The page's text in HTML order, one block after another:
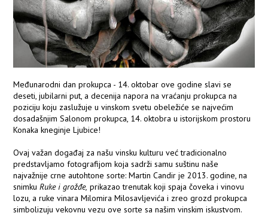
Međunarodni dan prokupca - 14. oktobar ove godine slavi se
deseti, jubilarni put, a decenija napora na vraćanju prokupca na
poziciju koju zaslužuje u vinskom svetu obeležiće se najvećim
dosadašnjim Salonom prokupca, 14. oktobra u istorijskom prostoru
Konaka kneginje Ljubice!
Ovaj važan događaj za našu vinsku kulturu već tradicionalno
predstavljamo fotografijom koja sadrži samu suštinu naše
najvažnije crne autohtone sorte: Martin Candir je 2013. godine, na
snimkuRuke i grožđe, prikazao trenutak koji spaja čoveka i vinovu
lozu, a ruke vinara Milomira Milosavljevića i zreo grozd prokupca
simbolizuju vekovnu vezu ove sorte sa našim vinskim iskustvom.